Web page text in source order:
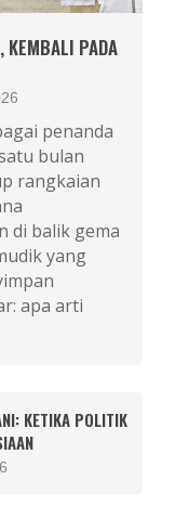
KEMBALI PADA
penanda
bulan
rangkaian
di balik gema
yang
apa arti
KETIKA POLITIK